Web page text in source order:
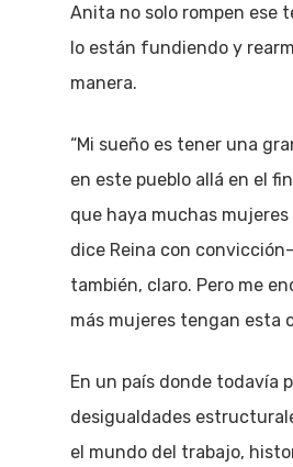
Anita no solo rompen ese
lo están fundiendo y
manera.
“Mi sueño es tener una
en este pueblo allá en el
que haya muchas
dice Reina con
también, claro. Pero me
más mujeres tengan esta
En un país donde todavía
desigualdades
el mundo del trabajo,